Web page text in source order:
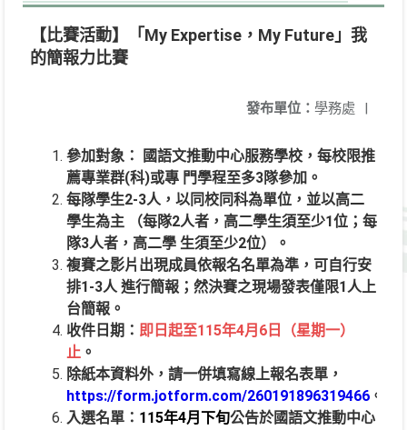
【比賽活動】「My Expertise，My Future」我
的簡報力比賽
發布單位： 學務處 |
參加對象： 國語文推動中心服務學校，每校限推
薦專業群(科)或專 門學程至多3隊參加。
每隊學生2-3人，以同校同科為單位，並以高二
學生為主 （每隊2人者，高二學生須至少1位；每
隊3人者，高二學 生須至少2位）。
複賽之影片出現成員依報名名單為準，可自行安
排1-3人 進行簡報；然決賽之現場發表僅限1人上
台簡報。
收件日期： 即日起至115年4月6日（星期一）
止 。
除紙本資料外，請一併填寫線上報名表單，
https://form.jotform.com/260191896319466 。
入選名單： 115年4月下旬公告於國語文推動中心